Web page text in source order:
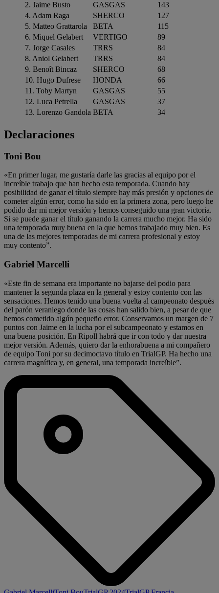
2. Jaime Busto
GASGAS
143
4. Adam Raga
SHERCO
127
5. Matteo Grattarola
BETA
115
6. Miquel Gelabert
VERTIGO
89
7. Jorge Casales
TRRS
84
8. Aniol Gelabert
TRRS
84
9. Benoît Bincaz
SHERCO
68
10. Hugo Dufrese
HONDA
66
11. Toby Martyn
GASGAS
55
12. Luca Petrella
GASGAS
37
13. Lorenzo Gandola BETA 34
Declaraciones
Toni Bou
«En primer lugar, me gustaría darle las gracias al equipo por el
increíble trabajo que han hecho esta temporada. Cuando hay
posibilidad de ganar el título siempre hay más presión y opciones de
cometer algún error, como ha sido en la primera zona, pero luego he
podido dar mi mejor versión y hemos conseguido una gran victoria.
Si se puede ganar el título ganando la carrera mucho mejor. Ha sido
una temporada muy buena en la que hemos trabajado muy bien. Es
una de las mejores temporadas de mi carrera profesional y estoy
muy contento”.
Gabriel Marcelli
«Este fin de semana era importante no bajarse del podio para
mantener la segunda plaza en la general y estoy contento con las
sensaciones. Hemos tenido una buena vuelta al campeonato después
del parón veraniego donde las cosas han salido bien, a pesar de que
hemos cometido algún pequeño error. Conservamos un margen de 7
puntos con Jaime en la lucha por el subcampeonato y estamos en
una buena posición. En Ripoll habrá que ir con todo y dar nuestra
mejor versión. Además, quiero dar la enhorabuena a mi compañero
de equipo Toni por su decimoctavo título en TrialGP. Ha hecho una
carrera magnífica y, en general, una temporada increíble”.